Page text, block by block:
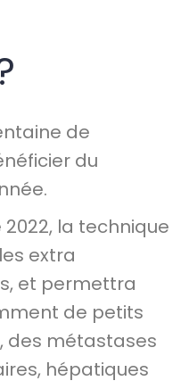
de
du
la technique
extra
et permettra
de petits
des métastases
hépatiques